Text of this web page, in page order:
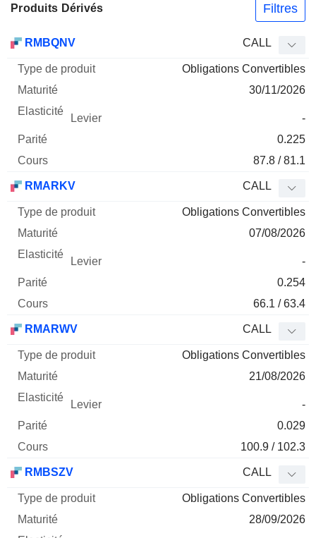
Produits Dérivés Filtres
Mnemo Type produit
Elasticité Levier Parité
RMBQNV CALL
Obligations Convertibles
30/11/2026
-
0.225
87.8 / 81.1
RMARKV CALL
Obligations Convertibles
07/08/2026
-
0.254
66.1 / 63.4
RMARWV CALL
Obligations Convertibles
21/08/2026
-
0.029
100.9 / 102.3
RMBSZV CALL
Obligations Convertibles
28/09/2026